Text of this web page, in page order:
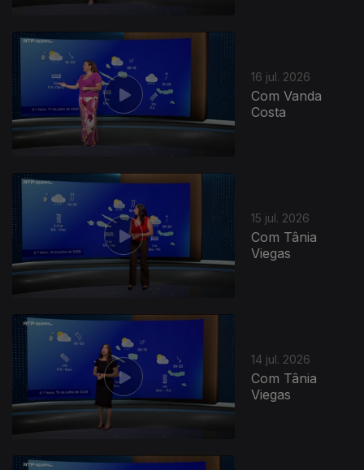
16 jul. 2026
Com Vanda
Costa
15 jul. 2026
Com Tânia
Viegas
14 jul. 2026
Com Tânia
Viegas